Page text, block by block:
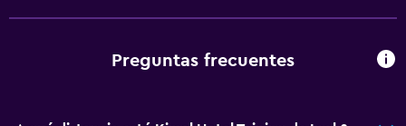
Habitaciones familiaresPreguntas frecuentes